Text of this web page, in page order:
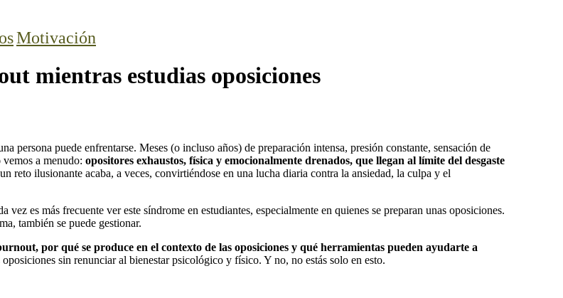
Motivación
mientras estudias oposiciones
persona puede enfrentarse. Meses (o incluso años) de preparación intensa, presión constante, sensación de
a menudo: opositores exhaustos, física y emocionalmente drenados, que llegan al límite del desgaste
reto ilusionante acaba, a veces, convirtiéndose en una lucha diaria contra la ansiedad, la culpa y el
vez es más frecuente ver este síndrome en estudiantes, especialmente en quienes se preparan unas oposiciones.
también se puede gestionar.
por qué se produce en el contexto de las oposiciones y qué herramientas pueden ayudarte a
sin renunciar al bienestar psicológico y físico. Y no, no estás solo en esto.